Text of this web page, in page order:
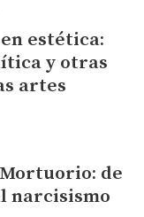
estética:
y otras
artes
de
narcisismo